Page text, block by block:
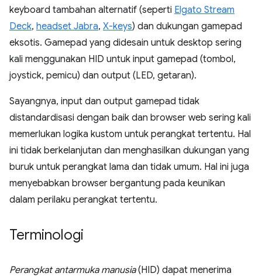
keyboard tambahan alternatif (seperti Elgato Stream
Deck, headset Jabra, X-keys) dan dukungan gamepad
eksotis. Gamepad yang didesain untuk desktop sering
kali menggunakan HID untuk input gamepad (tombol,
joystick, pemicu) dan output (LED, getaran).
Sayangnya, input dan output gamepad tidak
distandardisasi dengan baik dan browser web sering kali
memerlukan logika kustom untuk perangkat tertentu. Hal
ini tidak berkelanjutan dan menghasilkan dukungan yang
buruk untuk perangkat lama dan tidak umum. Hal ini juga
menyebabkan browser bergantung pada keunikan
dalam perilaku perangkat tertentu.
Terminologi
Perangkat antarmuka manusia(HID) dapat menerima